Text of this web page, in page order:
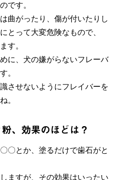
です。
曲がったり、傷が付いたりし
とって大変危険なもので、
す。
に、犬の嫌がらないフレーバ
。
させないようにフレイバーを
。
、効果のほどは？
〇とか、塗るだけで歯石がと
ますが、その効果はいったい